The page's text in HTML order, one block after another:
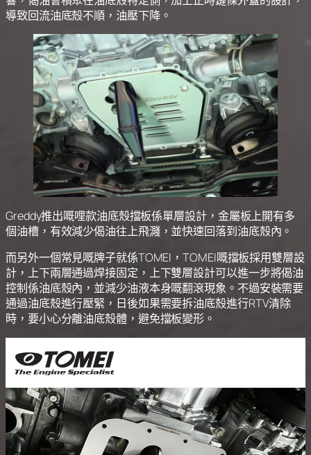
導致回流油底殼不順，油壓下降。
Greddy推出嘅哩款油底殼擋板係單層設計，金屬板上開有多
個油槽，有效減少偈油往上飛濺，並快速回落到油底殼內。
而另外一個常見嘅牌子就係TOMEI，TOMEI嘅擋板採用雙層設
計，上下兩層通過焊接固定，上下雙層設計可以進一步將偈油
控制係油底殼內，並減少油液本身嘅翻滾現象。不過安裝需要
通過油底殼進行壓緊，日後如果需要拆油底殼進行RTV清除
時，要小心分離油底殼體，避免擋板變形。